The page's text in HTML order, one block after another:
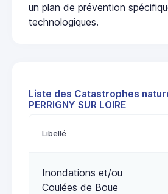
un plan de prévention
technologiques.
Liste des Catastrophes
PERRIGNY SUR LOIRE
Libellé
Inondations et/ou
Coulées de Boue